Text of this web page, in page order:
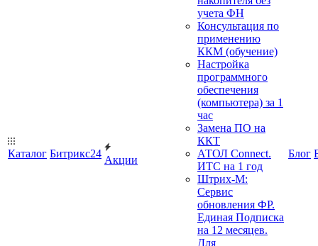
Каталог Битрикс24
Акции
учета ФН
Консультация по
применению
ККМ (обучение)
Настройка
программного
обеспечения
(компьютера) за 1
час
Замена ПО на
ККТ
АТОЛ Connect.
ИТС на 1 год
Штрих-М:
Сервис
обновления ФР.
Единая Подписка
на 12 месяцев.
Для
Блог